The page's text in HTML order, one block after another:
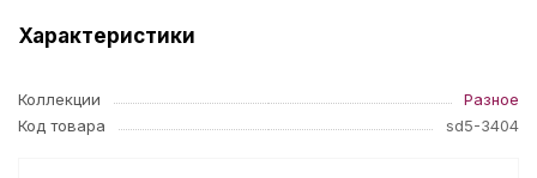
Характеристики
Коллекции
Разное
Код товара
sd5-3404